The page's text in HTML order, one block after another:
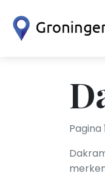
Pagina 1